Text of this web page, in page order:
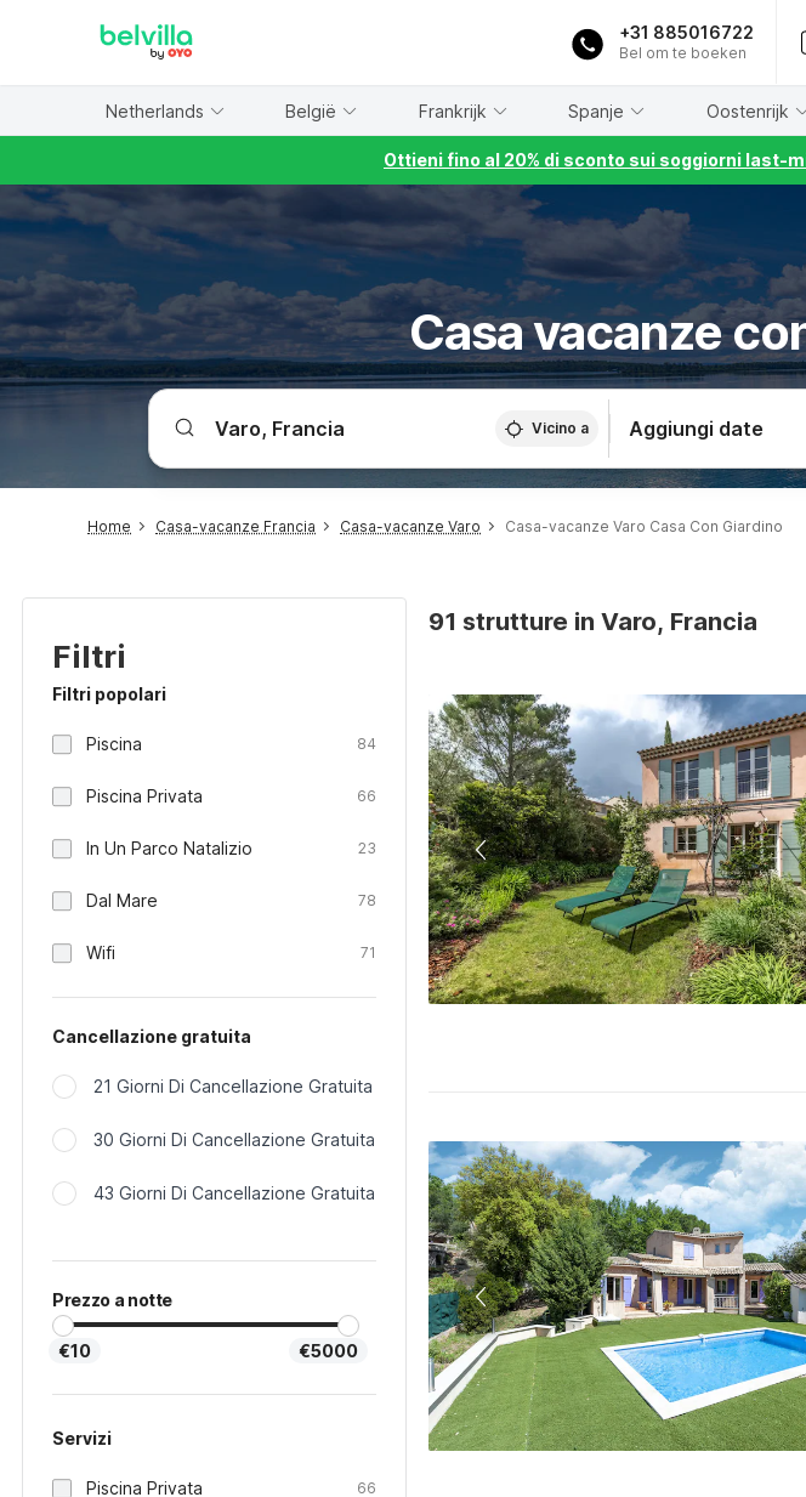
+31 885016722
Bel om te boeken
Netherlands België Frankrijk Spanje Oostenrijk
Ottieni fino al 20% di sconto sui soggiorni last-
Casa vacanze
Vicino a Aggiungi date
Home Casa-vacanze Francia Casa-vacanze Varo Casa-vacanze Varo Casa Con Giardino
Filtri
Filtri popolari
Piscina 84
Piscina Privata 66
In Un Parco Natalizio 23
Dal Mare 78
Wifi 71
Cancellazione gratuita
21 Giorni Di Cancellazione Gratuita
30 Giorni Di Cancellazione Gratuita
43 Giorni Di Cancellazione Gratuita
Prezzo a notte
€10 €5000
Servizi
Piscina Privata 66
91 strutture in Varo, Francia